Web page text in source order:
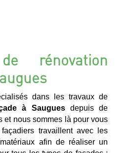
rénovation
dans les travaux de
à Sauguesdepuis de
et nous sommes là pour vous
travaillent avec les
afin de réaliser un